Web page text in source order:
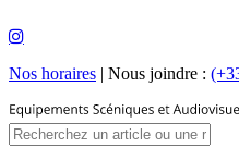
Nos horaires | Nous joindre :